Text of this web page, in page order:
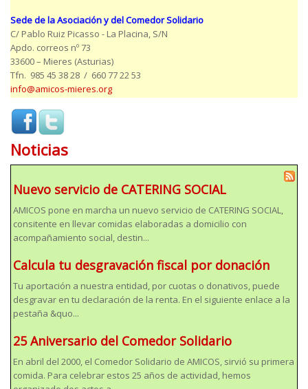
Sede de la Asociación y del Comedor Solidario
C/ Pablo Ruiz Picasso - La Placina, S/N
Apdo. correos nº 73
33600 – Mieres (Asturias)
Tfn. 985 45 38 28 / 660 77 22 53
info@amicos-mieres.org
Noticias
Nuevo servicio de CATERING SOCIAL
AMICOS pone en marcha un nuevo servicio de CATERING SOCIAL,
consitente en llevar comidas elaboradas a domicilio con
acompañamiento social, destin...
Calcula tu desgravación fiscal por donación
Tu aportación a nuestra entidad, por cuotas o donativos, puede
desgravar en tu declaración de la renta. En el siguiente enlace a la
pestaña &quo...
25 Aniversario del Comedor Solidario
En abril del 2000, el Comedor Solidario de AMICOS, sirvió su primera
comida. Para celebrar estos 25 años de actividad, hemos